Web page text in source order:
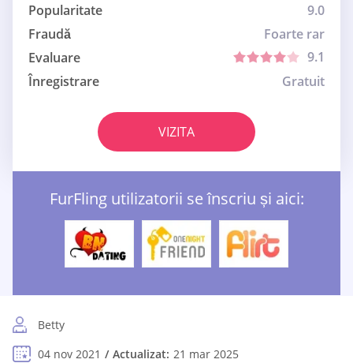
Popularitate
9.0
Fraudă
Foarte rar
Evaluare
9.1
Înregistrare
Gratuit
VIZITA
FurFling utilizatorii se înscriu și aici:
Betty
04 nov 2021
Actualizat: 21 mar 2025